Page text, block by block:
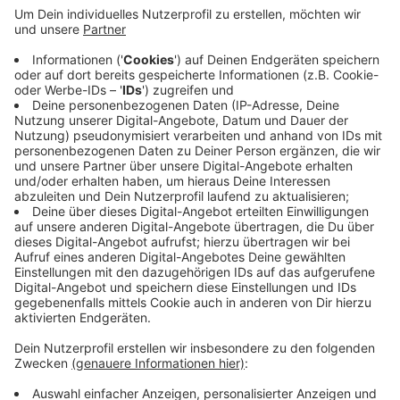
unerträglich. Und durch den Brand in dem
Flüchtlingslager sind 12.000 Menschen obdachlos
Bundestagsabgeordnete Ralf Kapschack setzt sich
dafür ein, dass Deutschland mehr Flüchtlinge
aufnimmt. Er hat gemeinsam mit anderen
Sozialdemokraten einen Brief an Bundeskanzlerin
Merkel verfasst. Witten habe sich mit der Aktion
Seebrücke lange vor dem Brand bereit erklärt, als
Kommune mehr Menschen in Not aufzunehmen, so
Kapschack.
Anzeige
Anzeige